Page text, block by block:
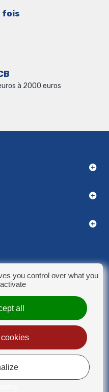
fois
à 2000 euros
Mentions légales
générales de vente
you control over what you
all